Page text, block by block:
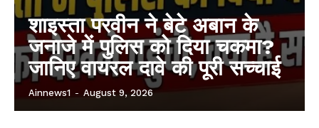
शाइस्ता परवीन ने बेटे अबान के
जनाजे में पुलिस को दिया चकमा?
जानिए वायरल दावे की पूरी सच्चाई
Ainnews1 - August 9, 2026